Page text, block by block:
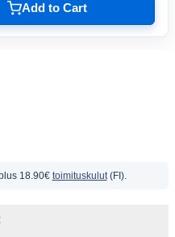
Add to Cart
18.90€ toimituskulut(FI).